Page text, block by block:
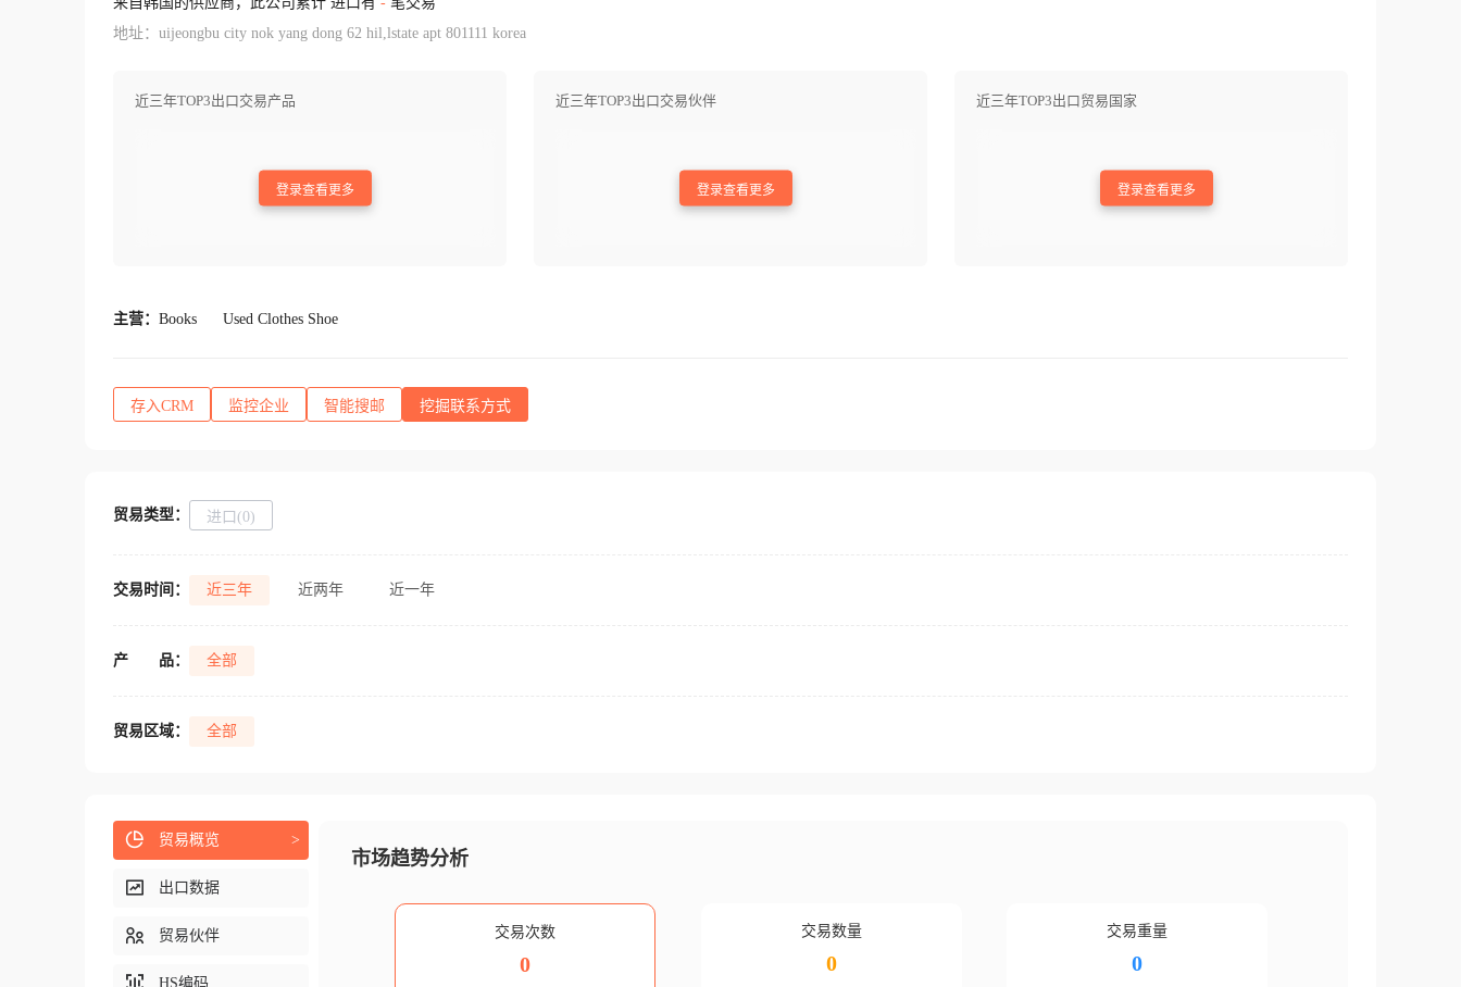
地址：uijeongbu city nok yang dong 62 hil,lstate apt 801111 korea
近三年TOP3出口交易产品
登录查看更多
近三年TOP3出口交易伙伴
登录查看更多
近三年TOP3出口贸易国家
登录查看更多
主营： Books Used Clothes Shoe
存入CRM 监控企业 智能搜邮 挖掘联系方式
贸易类型： 进口(0)
交易时间： 近三年 近两年 近一年
产 品： 全部
贸易区域： 全部
市场趋势分析
交易次数
0
交易数量
0
交易重量
0
贸易概览 >
出口数据
贸易伙伴
HS编码